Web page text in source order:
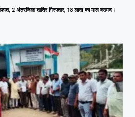
2 अंतरजिला शातिर गिरफ्तार, 18 लाख का माल बरामद।